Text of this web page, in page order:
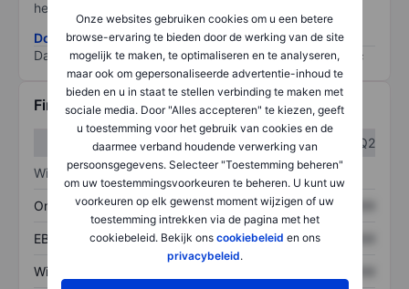
Onze websites gebruiken cookies om u een betere
browse-ervaring te bieden door de werking van de site
mogelijk te maken, te optimaliseren en te analyseren,
maar ook om gepersonaliseerde advertentie-inhoud te
bieden en u in staat te stellen verbinding te maken met
sociale media. Door "Alles accepteren" te kiezen, geeft
u toestemming voor het gebruik van cookies en de
daarmee verband houdende verwerking van
persoonsgegevens. Selecteer "Toestemming beheren"
om uw toestemmingsvoorkeuren te beheren. U kunt uw
voorkeuren op elk gewenst moment wijzigen of uw
toestemming intrekken via de pagina met het
cookiebeleid. Bekijk ons cookiebeleid en ons
privacybeleid.
het grootste risico).
Download de ESG-risicomethodologie
Data provided by
/
Financiële gegevens
Q1
Q2
Winst/verlies
Omzet XXXXXXX XXXXXXX
EBITDA XXXXXXX XXXXXXX
Winst